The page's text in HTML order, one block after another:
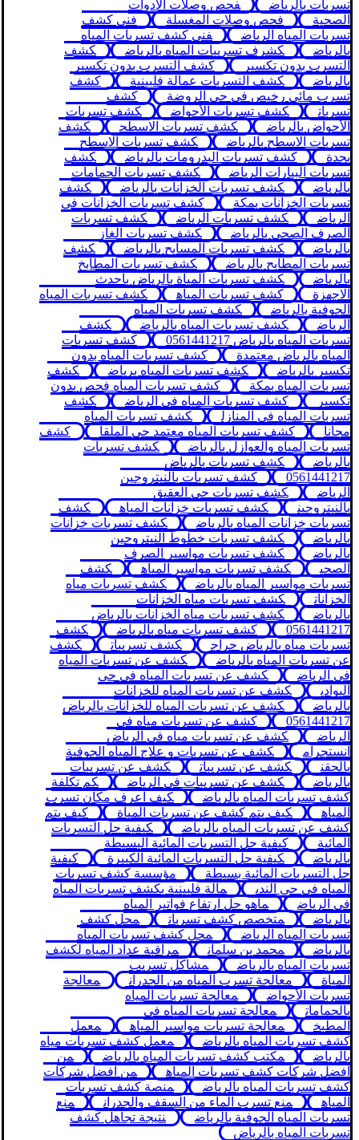
تسربات بالرياض
فحص وصلات الأدوات
الصحية
فحص وصلات المغسلة
فني كشف
تسربات المياه الرياض
فني كشف تسربات المياه
بالرياض
كشرف تسريبات المياه بالرياض
كشف
التسرب بدون تكسير
كشف التسرب بدون تكسير
بالرياض
كشف التسربات عمالة فلبينية
كشف
تسرب مائي رخيص في حي الروضة
كشف
تسربات
كشف تسربات الأحواض
كشف تسربات
الأحواض بالرياض
كشف تسربات الاسطح
كشف
تسربات الاسطح بالرياض
كشف تسربات الاسطح
بجدة
كشف تسربات البدرومات بالرياض
كشف
تسربات البيارات الرياض
كشف تسربات الحمامات
بالرياض
كشف تسربات الخزانات بالرياض
كشف
تسربات الخزانات بمكة
كشف تسربات الخزانات في
الرياض
كشف تسربات الرياض
كشف تسربات
الصرف الصحي بالرياض
كشف تسربات الغاز
بالرياض
كشف تسربات المسابح بالرياض
كشف
تسربات المطابح بالرياض
كشف تسربات المطابخ
بالرياض
كشف تسربات المياة بالرياض باحدث
الاجهزة
كشف تسربات المياه
كشف تسربات المياه
الجوفية بالرياض
كشف تسربات المياه
الرياض
كشف تسربات المياه بالرياض
كشف
تسربات المياه بالرياض 0561441217
كشف تسربات
المياه بالرياض معتمدة
كشف تسربات المياه بدون
تكسير بالرياض
كشف تسربات المياه برياض
كشف
تسربات المياه بمكة
كشف تسربات المياه فحص بدون
تكسير
كشف تسربات المياه في الرياض
كشف
تسربات المياه في المنازل
كشف تسربات المياه
مجانا
كشف تسربات المياه معتمد حي الملقا
كشف
تسربات المياه والعوازل بالرياض
كشف تسربات
بالرياض
كشف تسربات بالرياض
0561441217
كشف تسربات بالنيتروجين
الرياض
كشف تسربات حي العقيق
بالنيتروجين
كشف تسربات خزانات المياه
كشف
تسربات خزانات المياه بالرياض
كشف تسربات خزانات
بالرياض
كشف تسربات خطوط النيتروجين
بالرياض
كشف تسربات مواسير الصرف
الصحي
كشف تسربات مواسير المياه
كشف
تسربات مواسير المياه بالرياض
كشف تسربات مياه
الخزانات
كشف تسربات مياه الخزانات
بالرياض
كشف تسربات مياه الخزانات بالرياض
0561441217
كشف تسربات مياه بالرياض
كشف
تسربات مياه بالرياض حراج
كشف تسريبات
كشف
عن تسربات المياه بالرياض
كشف عن تسربات المياه
في الرياض
كشف عن تسربات المياه في حي
البوادي
كشف عن تسربات المياه للخزانات
بالرياض
كشف عن تسربات المياه للخزانات بالرياض
0561441217
كشف عن تسربات مياه في
الرياض
كشف عن تسربات مياه في الرياض
انستجرام
كشف عن تسربات و علاج المياه الجوفية
بالحقن
كشف عن تسريبات
كشف عن تسريبات
بالرياض
كشف عن تسريبات في الرياض
كم تكلفة
كشف تسربات المياه بالرياض
كيف اعرف مكان تسرب
المياه
كيف يتم كشف عن تسربات المياة
كيف يتم
كشف عن تسربات المياه بالرياض
كيفية حل التسربات
المائية
كيفية حل التسربات المائية البسيطة
بالرياض
كيفية حل التسربات المائية الكبيرة
كيفية
حل التسربات المائية بسيطة
مؤسسة كشف تسربات
المياه في حي الندى
مالة فلبينية بكشف تسربات المياه
في الرياض
ماهو حل ارتفاع فواتير المياه
بالرياض
متخصص كشف تسربات
محل كشف
تسربات المياه الرياض
محل كشف تسربات المياه
بالرياض
محمد بن سلمان
مراقبة عداد المياه لكشف
تسربات المياه بالرياض
مشاكل تسريب
المياة
معالجة تسرب المياه من الجدران
معالجة
تسربات الأحواض
معالجة تسربات المياه
بالحمامات
معالجة تسربات المياه في
المطبخ
معالجة تسربات مواسير المياه
معمل
كشف تسربات المياه بالرياض
معمل كشف تسربات مياه
بالرياض
مكتب كشف تسربات المياه بالرياض
من
افضل شركات كشف تسربات المياه
من افضل شركات
كشف تسربات المياه بالرياض
منصة كشف تسربات
المياه
منع تسرب الماء من السقف والجدران
منع
تسربات المياه الجوفية بالرياض
نتيجة تجاهل كشف
تسربات المياه بالرياض